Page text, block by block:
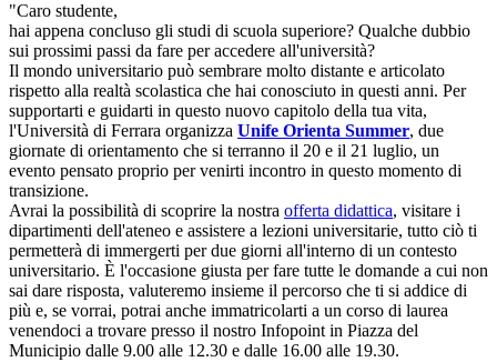
"Caro studente,
hai appena concluso gli studi di scuola superiore? Qualche dubbio
sui prossimi passi da fare per accedere all'università?
Il mondo universitario può sembrare molto distante e articolato
rispetto alla realtà scolastica che hai conosciuto in questi anni. Per
supportarti e guidarti in questo nuovo capitolo della tua vita,
l'Università di Ferrara organizza Unife Orienta Summer, due
giornate di orientamento che si terranno il 20 e il 21 luglio, un
evento pensato proprio per venirti incontro in questo momento di
transizione.
Avrai la possibilità di scoprire la nostra offerta didattica, visitare i
dipartimenti dell'ateneo e assistere a lezioni universitarie, tutto ciò ti
permetterà di immergerti per due giorni all'interno di un contesto
universitario. È l'occasione giusta per fare tutte le domande a cui non
sai dare risposta, valuteremo insieme il percorso che ti si addice di
più e, se vorrai, potrai anche immatricolarti a un corso di laurea
venendoci a trovare presso il nostro Infopoint in Piazza del
Municipio dalle 9.00 alle 12.30 e dalle 16.00 alle 19.30.